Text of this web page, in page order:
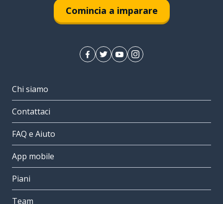
Comincia a imparare
Chi siamo
Contattaci
FAQ e Aiuto
App mobile
Piani
Team